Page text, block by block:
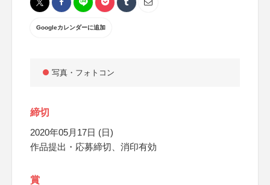
Googleカレンダーに追加
写真・フォトコン
締切
2020年05月17日 (日)
作品提出・応募締切、消印有効
賞